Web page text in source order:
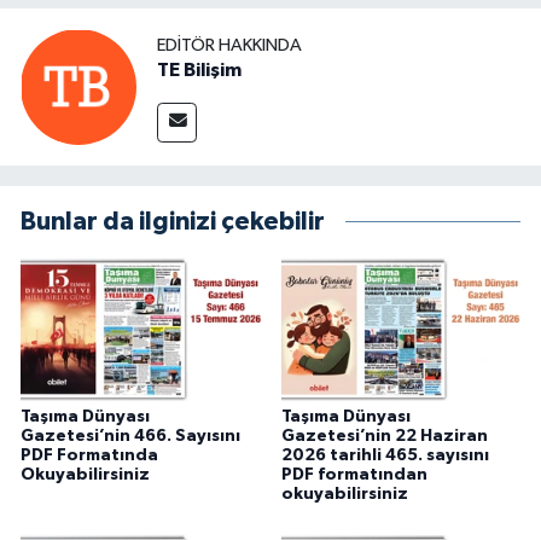
EDITÖR HAKKINDA
TE Bilişim
Bunlar da ilginizi çekebilir
Taşıma Dünyası
Gazetesi’nin 466. Sayısını
PDF Formatında
Okuyabilirsiniz
Taşıma Dünyası
Gazetesi’nin 22 Haziran
2026 tarihli 465. sayısını
PDF formatından
okuyabilirsiniz